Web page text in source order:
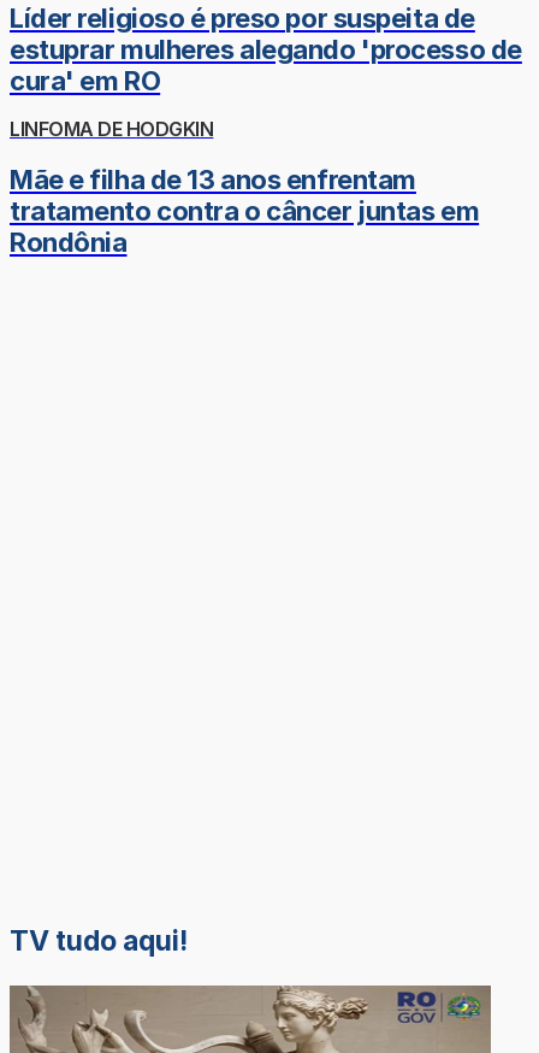
Líder religioso é preso por suspeita de
estuprar mulheres alegando 'processo de
cura' em RO
LINFOMA DE HODGKIN
Mãe e filha de 13 anos enfrentam
tratamento contra o câncer juntas em
Rondônia
TV tudo aqui!